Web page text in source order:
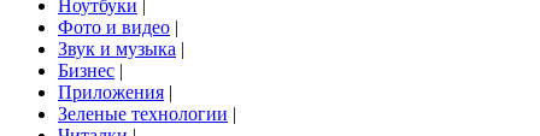
Ноутбуки |
Фото и видео |
Звук и музыка |
Бизнес |
Приложения |
Зеленые технологии |